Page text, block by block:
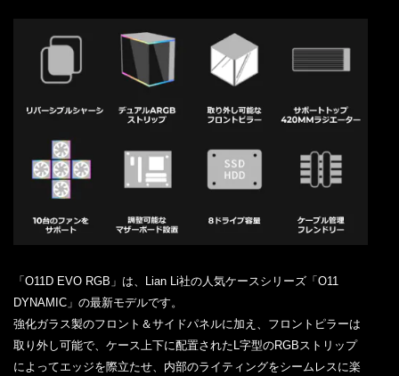
「O11D EVO RGB」は、Lian Li社の人気ケースシリーズ「O11
DYNAMIC」の最新モデルです。
強化ガラス製のフロント＆サイドパネルに加え、フロントピラーは
取り外し可能で、ケース上下に配置されたL字型のRGBストリップ
によってエッジを際立たせ、内部のライティングをシームレスに楽